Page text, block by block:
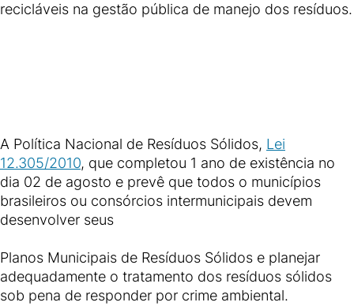
recicláveis na gestão pública de manejo dos resíduos.
A Política Nacional de Resíduos Sólidos, Lei
12.305/2010, que completou 1 ano de existência no
dia 02 de agosto e prevê que todos o municípios
brasileiros ou consórcios intermunicipais devem
desenvolver seus
Planos Municipais de Resíduos Sólidos e planejar
adequadamente o tratamento dos resíduos sólidos
sob pena de responder por crime ambiental.